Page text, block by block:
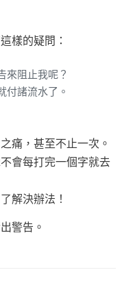
樣的疑問：
來阻止我呢？
付諸流水了。
痛，甚至不止一次。
會每打完一個字就去
解決辦法！
警告。